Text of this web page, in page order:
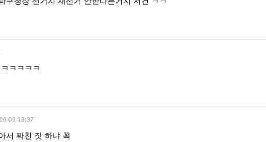
ㅋㅋㅋㅋ
09 13:37
서 짜친 짓 하냐 꼭